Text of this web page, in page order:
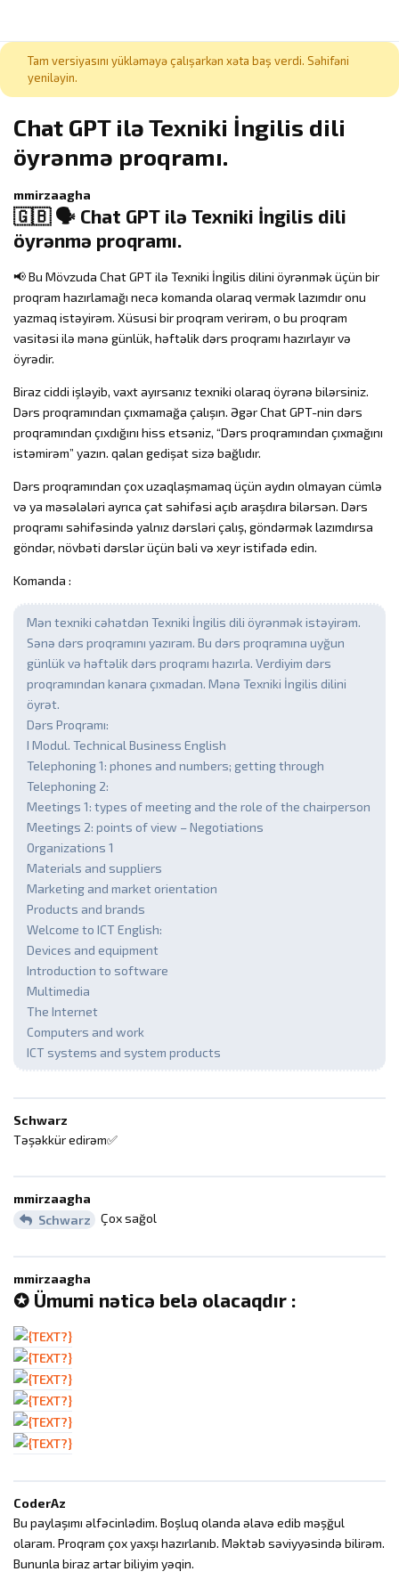
Tam versiyasını yükləməyə çalışarkən xəta baş verdi. Səhifəni
yeniləyin.
Chat GPT ilə Texniki İngilis dili
öyrənmə proqramı.
mmirzaagha
🇬🇧 🗣️ Chat GPT ilə Texniki İngilis dili
öyrənmə proqramı.
📢 Bu Mövzuda Chat GPT ilə Texniki İngilis dilini öyrənmək üçün bir
proqram hazırlamağı necə komanda olaraq vermək lazımdır onu
yazmaq istəyirəm. Xüsusi bir proqram verirəm, o bu proqram
vasitəsi ilə mənə günlük, həftəlik dərs proqramı hazırlayır və
öyrədir.
Biraz ciddi işləyib, vaxt ayırsanız texniki olaraq öyrənə bilərsiniz.
Dərs proqramından çıxmamağa çalışın. Əgər Chat GPT-nin dərs
proqramından çıxdığını hiss etsəniz, “Dərs proqramından çıxmağını
istəmirəm” yazın. qalan gedişat sizə bağlıdır.
Dərs proqramından çox uzaqlaşmamaq üçün aydın olmayan cümlə
və ya məsələləri ayrıca çat səhifəsi açıb araşdıra bilərsən. Dərs
proqramı səhifəsində yalnız dərsləri çalış, göndərmək lazımdırsa
göndər, növbəti dərslər üçün bəli və xeyr istifadə edin.
Komanda :
Mən texniki cəhətdən Texniki İngilis dili öyrənmək istəyirəm.
Sənə dərs proqramını yazıram. Bu dərs proqramına uyğun
günlük və həftəlik dərs proqramı hazırla. Verdiyim dərs
proqramından kənara çıxmadan. Mənə Texniki İngilis dilini
öyrət.
Dərs Proqramı:
I Modul. Technical Business English
Telephoning 1: phones and numbers; getting through
Telephoning 2:
Meetings 1: types of meeting and the role of the chairperson
Meetings 2: points of view – Negotiations
Organizations 1
Materials and suppliers
Marketing and market orientation
Products and brands
Welcome to ICT English:
Devices and equipment
Introduction to software
Multimedia
The Internet
Computers and work
ICT systems and system products
Schwarz
Təşəkkür edirəm✅️
mmirzaagha
Schwarz
Çox sağol
mmirzaagha
✪ Ümumi nəticə belə olacaqdır :
CoderAz
Bu paylaşımı əlfəcinlədim. Boşluq olanda əlavə edib məşğul
olaram. Proqram çox yaxşı hazırlanıb. Məktəb səviyyəsində bilirəm.
Bununla biraz artar biliyim yəqin.